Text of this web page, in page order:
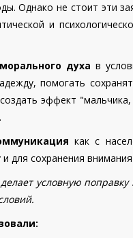
Однако не стоит эти
и
духа в
помогать
эффект
как с
для сохранения
условную